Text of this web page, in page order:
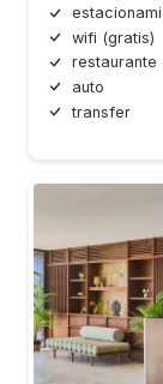
wifi (gratis)
restaurante
auto
transfer